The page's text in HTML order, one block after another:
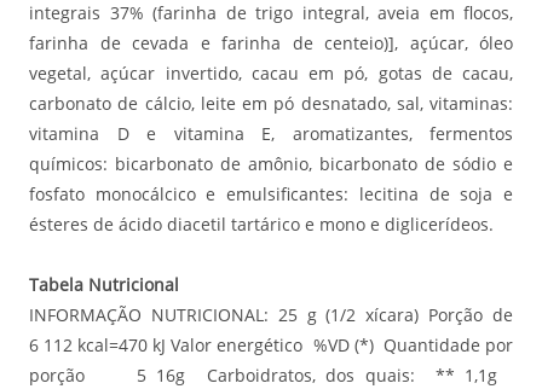
integrais 37% (farinha de trigo integral, aveia em flocos,
farinha de cevada e farinha de centeio)], açúcar, óleo
vegetal, açúcar invertido, cacau em pó, gotas de cacau,
carbonato de cálcio, leite em pó desnatado, sal, vitaminas:
vitamina D e vitamina E, aromatizantes, fermentos
químicos: bicarbonato de amônio, bicarbonato de sódio e
fosfato monocálcico e emulsificantes: lecitina de soja e
ésteres de ácido diacetil tartárico e mono e diglicerídeos.
Tabela Nutricional
INFORMAÇÃO NUTRICIONAL: 25 g (1/2 xícara) Porção de
6 112 kcal=470 kJ Valor energético %VD (*) Quantidade por
porção 5 16g Carboidratos, dos quais: ** 1,1g